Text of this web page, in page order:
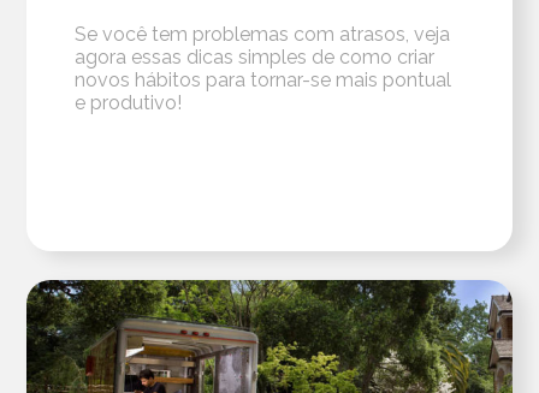
Se você tem problemas com atrasos, veja
agora essas dicas simples de como criar
novos hábitos para tornar-se mais pontual
e produtivo!